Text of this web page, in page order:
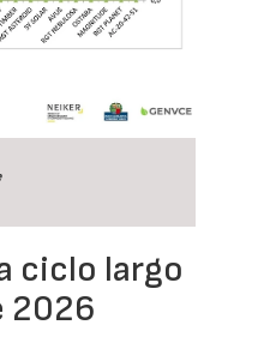
ciclo largo
2026